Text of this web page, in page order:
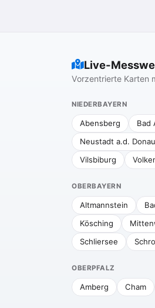
Live-
Vorzentrierte Karten
NIEDERBAYERN
Abensberg Bad
Neustadt a.d. Donau
Vilsbiburg
OBERBAYERN
Altmannstein
Kösching
Schliersee
OBERPFALZ
Amberg Cham